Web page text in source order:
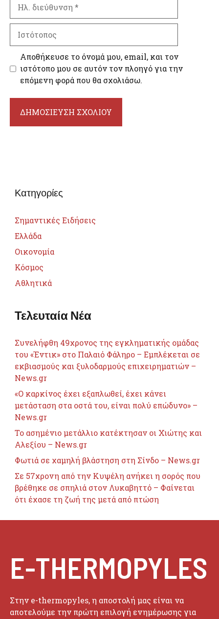
διεύθυνση
Αποθήκευσε το όνομά μου, email, και τον
ιστότοπο μου σε αυτόν τον πλοηγό για την
επόμενη φορά που θα σχολιάσω.
Κατηγορίες
Σημαντικές Ειδήσεις
Ελλάδα
Οικονομία
Κόσμος
Αθλητικά
Τελευταία Νέα
Συνελήφθη 49χρονος της εγκληματικής ομάδας
του «Έντικ» στο Παλαιό Φάληρο – Εμπλέκεται σε
εκβιασμούς και ξυλοδαρμούς επιχειρηματιών –
News.gr
«Ο καρκίνος έχει εξαπλωθεί, έχει κάνει
μετάσταση στα οστά του, είναι πολύ επώδυνο» –
News.gr
Το ασημένιο μετάλλιο κατέκτησαν οι Χιώτης και
Αλεξίου – News.gr
Φωτιά σε χαμηλή βλάστηση στη Σίνδο – News.gr
Σε 57χρονη από την Κυψέλη ανήκει η σορός που
βρέθηκε σε σπηλιά στον Λυκαβηττό – Φαίνεται
ότι έχασε τη ζωή της μετά από πτώση
E-THERMOPYLES
Στην e-thermopyles, η αποστολή μας είναι να
αποτελούμε την πρώτη επιλογή ενημέρωσης για